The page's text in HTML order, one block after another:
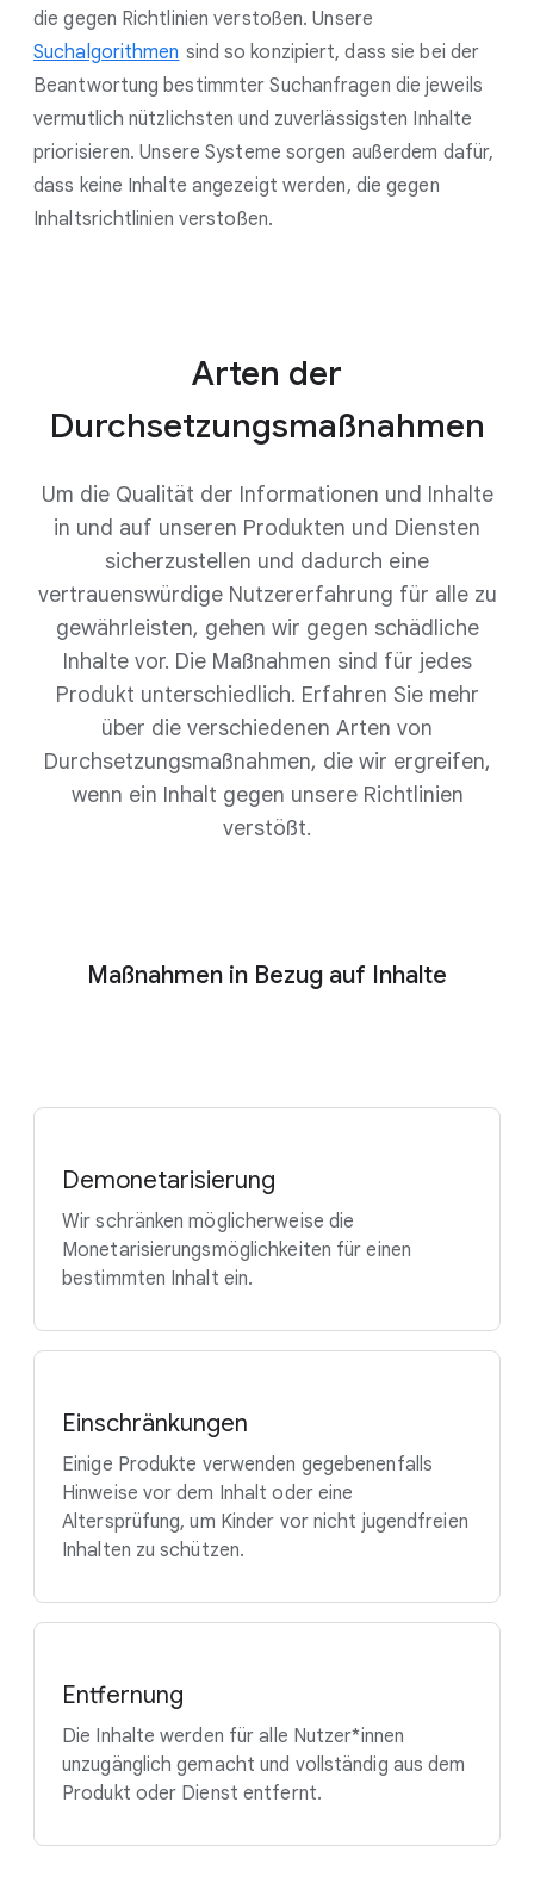
die gegen Richtlinien verstoßen. Unsere
Suchalgorithmen sind so konzipiert, dass sie bei der
Beantwortung bestimmter Suchanfragen die jeweils
vermutlich nützlichsten und zuverlässigsten Inhalte
priorisieren. Unsere Systeme sorgen außerdem dafür,
dass keine Inhalte angezeigt werden, die gegen
Inhaltsrichtlinien verstoßen.
Arten der
Durchsetzungsmaßnahmen
Um die Qualität der Informationen und Inhalte
in und auf unseren Produkten und Diensten
sicherzustellen und dadurch eine
vertrauenswürdige Nutzererfahrung für alle zu
gewährleisten, gehen wir gegen schädliche
Inhalte vor. Die Maßnahmen sind für jedes
Produkt unterschiedlich. Erfahren Sie mehr
über die verschiedenen Arten von
Durchsetzungsmaßnahmen, die wir ergreifen,
wenn ein Inhalt gegen unsere Richtlinien
verstößt.
Maßnahmen in Bezug auf Inhalte
Demonetarisierung
Wir schränken möglicherweise die
Monetarisierungsmöglichkeiten für einen
bestimmten Inhalt ein.
Einschränkungen
Einige Produkte verwenden gegebenenfalls
Hinweise vor dem Inhalt oder eine
Altersprüfung, um Kinder vor nicht jugendfreien
Inhalten zu schützen.
Entfernung
Die Inhalte werden für alle Nutzer*innen
unzugänglich gemacht und vollständig aus dem
Produkt oder Dienst entfernt.